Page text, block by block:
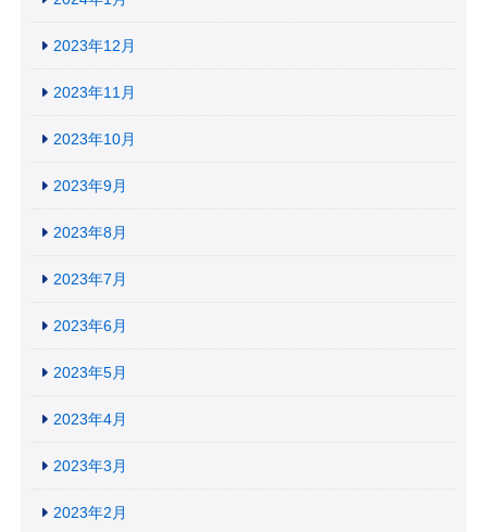
2023年12月
2023年11月
2023年10月
2023年9月
2023年8月
2023年7月
2023年6月
2023年5月
2023年4月
2023年3月
2023年2月